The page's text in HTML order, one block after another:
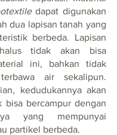
dapat digunakan
dua lapisan tanah yang
berbeda. Lapisan
tidak akan bisa
ini, bahkan tidak
air sekalipun.
kedudukannya akan
bisa bercampur dengan
yang mempunyai
partikel berbeda.